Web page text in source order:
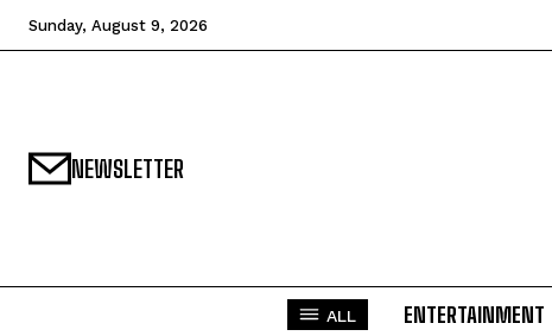
Sunday, August 9, 2026
NEWSLETTER
ALL ENTERTAINMENT